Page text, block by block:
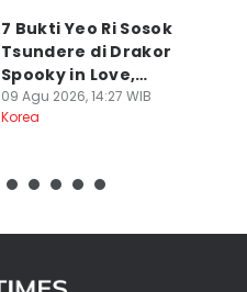
7 Bukti Yeo Ri Sosok
Tsundere di Drakor
Spooky in Love,
Misterius!
09 Agu 2026, 14:27 WIB
Korea